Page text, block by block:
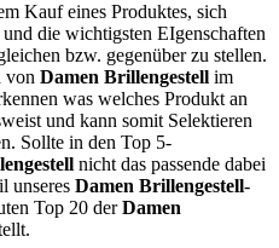
Kauf eines Produktes, sich
die wichtigsten EIgenschaften
bzw. gegenüber zu stellen.
von Damen Brillengestell im
was welches Produkt an
und kann somit Selektieren
Sollte in den Top 5-
nicht das passende dabei
unseres Damen Brillengestell-
Top 20 derDamen